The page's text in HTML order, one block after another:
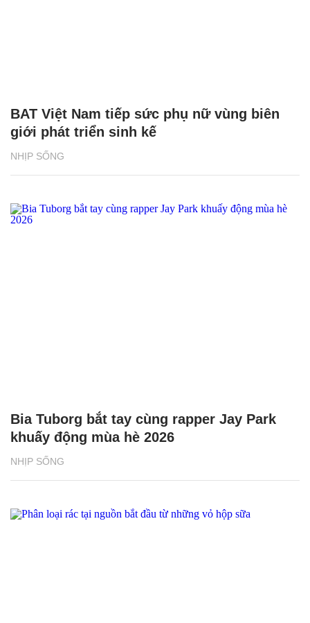
NHỊP SỐNG
BAT Việt Nam tiếp sức phụ nữ vùng biên
giới phát triển sinh kế
NHỊP SỐNG
Bia Tuborg bắt tay cùng rapper Jay Park
khuấy động mùa hè 2026